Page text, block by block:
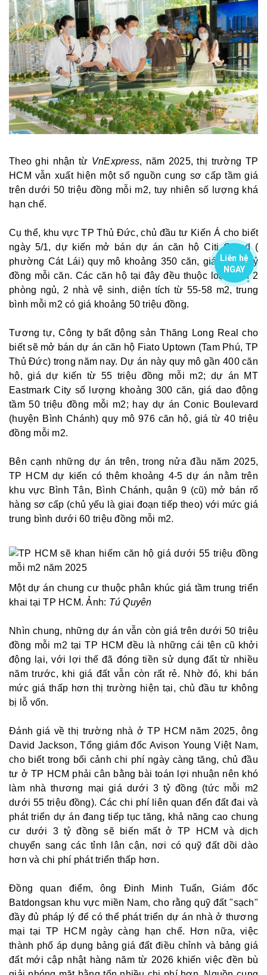
Theo ghi nhận từ VnExpress, năm 2025, thị trường TP
HCM vẫn xuất hiện một số nguồn cung sơ cấp tầm giá
trên dưới 50 triệu đồng mỗi m2, tuy nhiên số lượng khá
hạn chế.
Cụ thể, khu vực TP Thủ Đức, chủ đầu tư Kiến Á cho biết
ngày 5/1, dự kiến mở bán dự án căn hộ Citi Grand (
phường Cát Lái) quy mô khoảng 350 căn, giá từ 2,8 tỷ
đồng mỗi căn. Các căn hộ tại đây đều thuộc loại hình 2
phòng ngủ, 2 nhà vệ sinh, diện tích từ 55-58 m2, trung
bình mỗi m2 có giá khoảng 50 triệu đồng.
Tương tự, Công ty bất động sản Thăng Long Real cho
biết sẽ mở bán dự án căn hộ Fiato Uptown (Tam Phú, TP
Thủ Đức) trong năm nay. Dự án này quy mô gần 400 căn
hộ, giá dự kiến từ 55 triệu đồng mỗi m2; dự án MT
Eastmark City số lượng khoảng 300 căn, giá dao động
tầm 50 triệu đồng mỗi m2; hay dự án Conic Boulevard
(huyện Bình Chánh) quy mô 976 căn hộ, giá từ 40 triệu
đồng mỗi m2.
Bên cạnh những dự án trên, trong nửa đầu năm 2025,
TP HCM dự kiến có thêm khoảng 4-5 dự án nằm trên
khu vực Bình Tân, Bình Chánh, quận 9 (cũ) mở bán rổ
hàng sơ cấp (chủ yếu là giai đoạn tiếp theo) với mức giá
trung bình dưới 60 triệu đồng mỗi m2.
Một dự án chung cư thuộc phân khúc giá tầm trung triển
khai tại TP HCM. Ảnh: Tú Quyên
Nhìn chung, những dự án vẫn còn giá trên dưới 50 triệu
đồng mỗi m2 tại TP HCM đều là những cái tên cũ khởi
động lại, với lợi thế đã đóng tiền sử dụng đất từ nhiều
năm trước, khi giá đất vẫn còn rất rẻ. Nhờ đó, khi bán
mức giá thấp hơn thị trường hiện tại, chủ đầu tư không
bị lỗ vốn.
Đánh giá về thị trường nhà ở TP HCM năm 2025, ông
David Jackson, Tổng giám đốc Avison Young Việt Nam,
cho biết trong bối cảnh chi phí ngày càng tăng, chủ đầu
tư ở TP HCM phải cân bằng bài toán lợi nhuận nên khó
làm nhà thương mại giá dưới 3 tỷ đồng (tức mỗi m2
dưới 55 triệu đồng). Các chi phí liên quan đến đất đai và
phát triển dự án đang tiếp tục tăng, khả năng cao chung
cư dưới 3 tỷ đồng sẽ biến mất ở TP HCM và dịch
chuyển sang các tỉnh lân cận, nơi có quỹ đất dồi dào
hơn và chi phí phát triển thấp hơn.
Đồng quan điểm, ông Đinh Minh Tuấn, Giám đốc
Batdongsan khu vực miền Nam, cho rằng quỹ đất "sạch"
đầy đủ pháp lý để có thể phát triển dự án nhà ở thương
mại tại TP HCM ngày càng hạn chế. Hơn nữa, việc
thành phố áp dụng bảng giá đất điều chỉnh và bảng giá
đất mới cập nhật hàng năm từ 2026 khiến việc đền bù
Liên hệ
NGAY